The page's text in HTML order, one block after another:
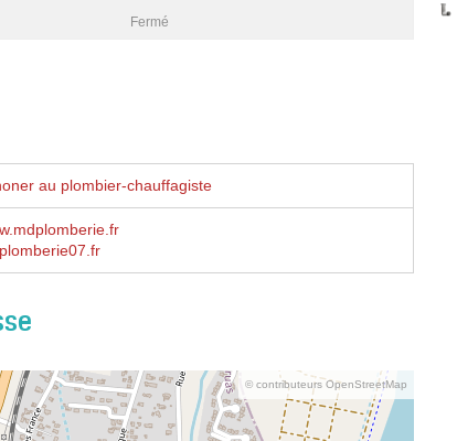
Fermé
au plombier-chauffagiste
© contributeurs OpenStreetMap